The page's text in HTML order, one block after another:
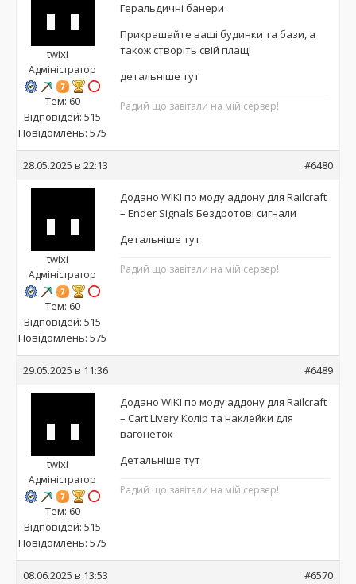
twixi
Адміністратор
Тем: 60
Відповідей: 515
Повідомлень: 575
Геральдичні банери
Прикрашайте ваші будинки та бази, а
також створіть свій плащ!
детальніше тут
Радий що завітали на мій сервер!
28.05.2025 в 22:13 #6480
twixi
Адміністратор
Тем: 60
Відповідей: 515
Повідомлень: 575
Додано WIKI по моду аддону для Railcraft
– Ender Signals Бездротові сигнали
Детальніше тут
Радий що завітали на мій сервер!
29.05.2025 в 11:36 #6489
twixi
Адміністратор
Тем: 60
Відповідей: 515
Повідомлень: 575
Додано WIKI по моду аддону для Railcraft
– Cart Livery Колір та наклейки для
вагонеток
Детальніше тут
Радий що завітали на мій сервер!
08.06.2025 в 13:53 #6570